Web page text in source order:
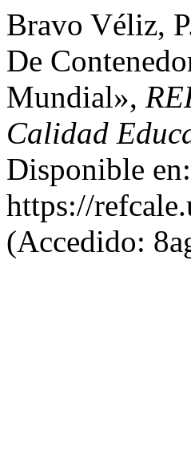
Bravo Véliz,
De
Mundial»,
Calidad
Disponible en:
https://
(Accedido: